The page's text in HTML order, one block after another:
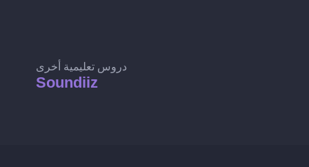
دروس تعليمية أخرى
Soundiiz